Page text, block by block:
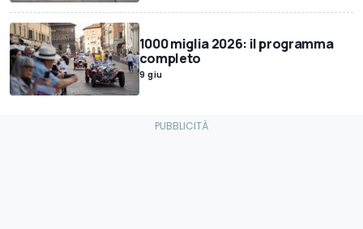
1000 miglia 2026: il programma
completo
9 giu